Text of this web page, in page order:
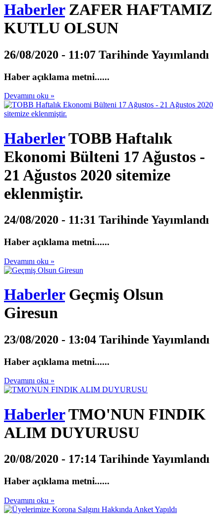
HaberlerZAFER HAFTAMIZ
KUTLU OLSUN
26/08/2020 - 11:07 Tarihinde Yayımlandı
Haber açıklama metni......
Devamını oku »
HaberlerTOBB Haftalık
Ekonomi Bülteni 17 Ağustos -
21 Ağustos 2020 sitemize
eklenmiştir.
24/08/2020 - 11:31 Tarihinde Yayımlandı
Haber açıklama metni......
Devamını oku »
HaberlerGeçmiş Olsun
Giresun
23/08/2020 - 13:04 Tarihinde Yayımlandı
Haber açıklama metni......
Devamını oku »
HaberlerTMO'NUN FINDIK
ALIM DUYURUSU
20/08/2020 - 17:14 Tarihinde Yayımlandı
Haber açıklama metni......
Devamını oku »